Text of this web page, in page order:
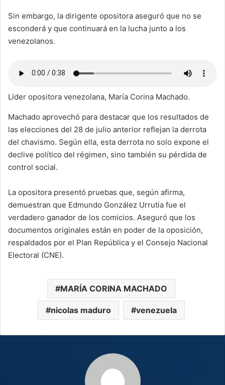
Sin embargo, la dirigente opositora aseguró que no se
esconderá y que continuará en la lucha junto a los
venezolanos.
Líder opositora venezolana, María Corina Machado.
Machado aprovechó para destacar que los resultados de
las elecciones del 28 de julio anterior reflejan la derrota
del chavismo. Según ella, esta derrota no solo expone el
declive político del régimen, sino también su pérdida de
control social.
La opositora presentó pruebas que, según afirma,
demuestran que Edmundo González Urrutia fue el
verdadero ganador de los comicios. Aseguró que los
documentos originales están en poder de la oposición,
respaldados por el Plan República y el Consejo Nacional
Electoral (CNE).
MARÍA CORINA MACHADO
nicolas maduro venezuela